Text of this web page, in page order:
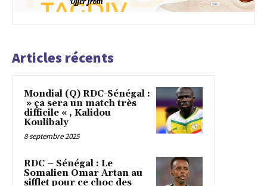
Articles récents
Mondial (Q) RDC-Sénégal :
» ça sera un match très
difficile « , Kalidou
Koulibaly
8 septembre 2025
RDC – Sénégal : Le
Somalien Omar Artan au
sifflet pour ce choc des